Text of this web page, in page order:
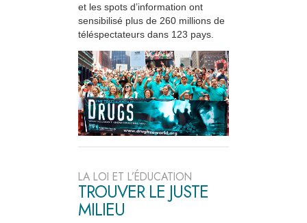
et les spots d’information ont
sensibilisé plus de 260 millions de
téléspectateurs dans 123 pays.
LA LOI ET L’ÉDUCATION
TROUVER LE JUSTE
MILIEU